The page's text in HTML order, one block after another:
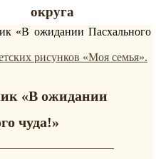
округа
«В ожидании Пасхального
рисунков «Моя семья».
«В ожидании
чуда!»